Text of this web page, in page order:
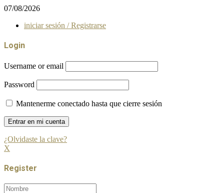
07/08/2026
iniciar sesión / Registrarse
Login
Username or email
Password
Mantenerme conectado hasta que cierre sesión
¿Olvidaste la clave?
X
Register